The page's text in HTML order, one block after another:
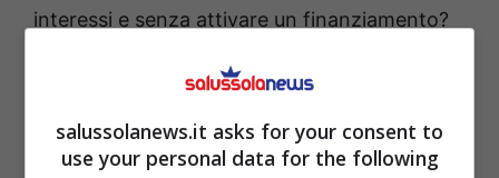
interessi e senza attivare un finanziamento?
lastminute.scalapay.travelsi trovano già
alcune piattaforme che aderiscono al
sistema. Nomi conosciuti, usati e riusati da
salussolanews.it asks for your consent to
use your personal data for the following